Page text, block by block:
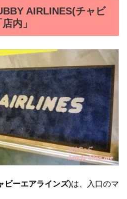
AIRLINES(チャビ
内」
ビーエアラインズ)は、入口のマ